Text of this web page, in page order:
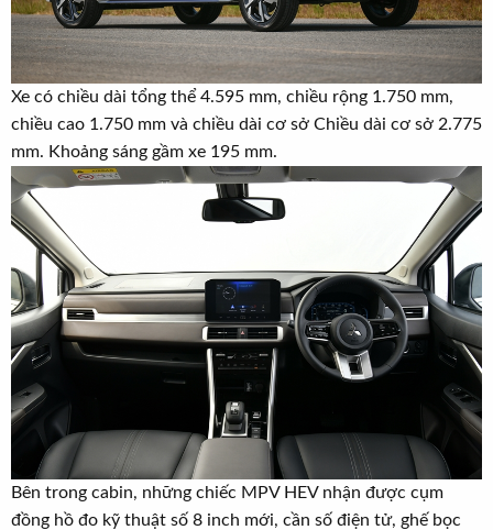
Xe có chiều dài tổng thể 4.595 mm, chiều rộng 1.750 mm,
chiều cao 1.750 mm và chiều dài cơ sở Chiều dài cơ sở 2.775
mm. Khoảng sáng gầm xe 195 mm.
Bên trong cabin, những chiếc MPV HEV nhận được cụm
đồng hồ đo kỹ thuật số 8 inch mới, cần số điện tử, ghế bọc